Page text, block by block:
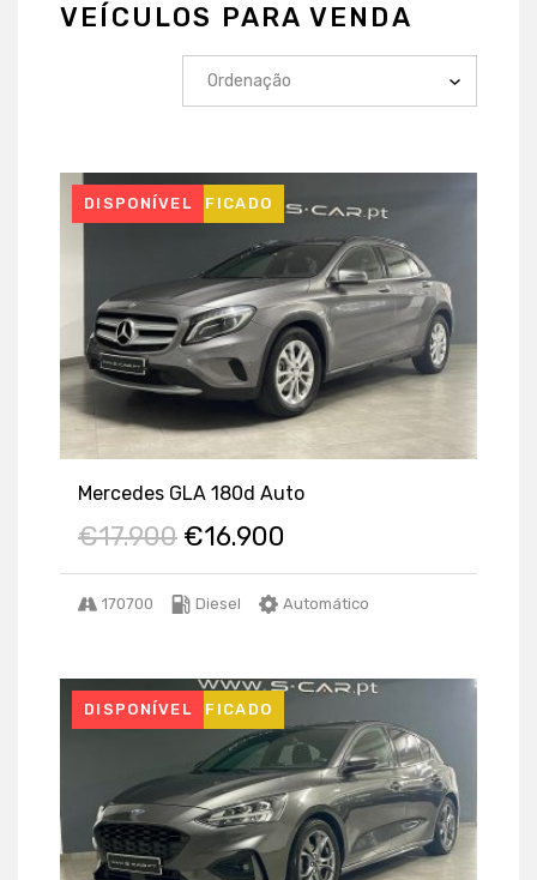
VEÍCULOS PARA VENDA
USADO CERTIFICADO
DISPONÍVEL
Mercedes GLA 180d Auto
€17.900 €16.900
170700 Diesel Automático
USADO CERTIFICADO
DISPONÍVEL